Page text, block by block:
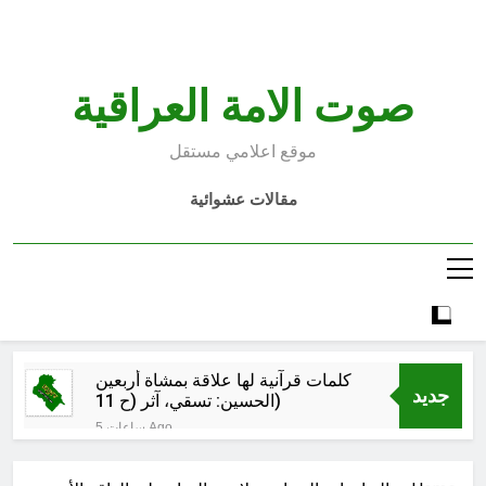
صوت الامة العراقية
موقع اعلامي مستقل
مقالات عشوائية
جديد
كلمات قرآنية لها علاقة بمشاة أربعين
الحسين: تسقي، آثر (ح 11)
5 ساعات Ago